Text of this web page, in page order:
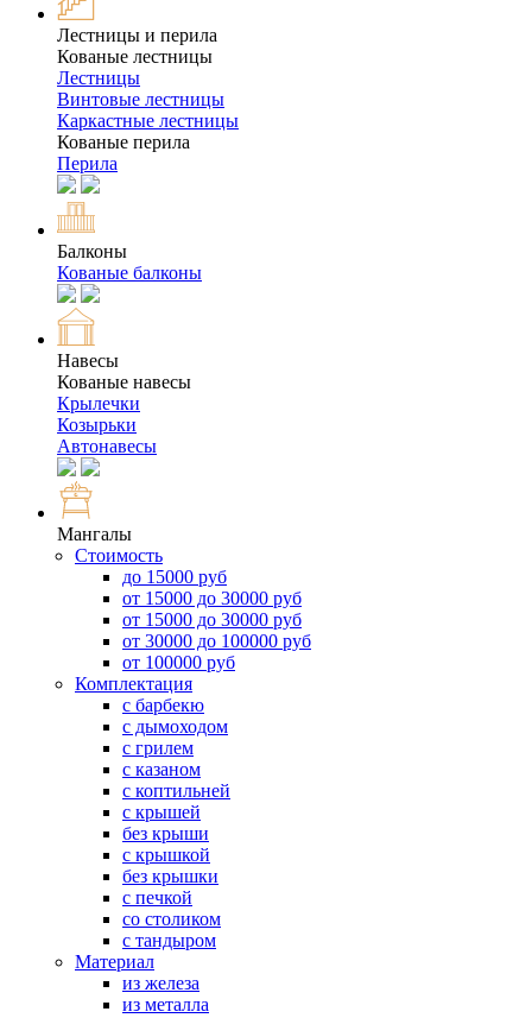
Лестницы и перила
Кованые лестницы
Лестницы
Винтовые лестницы
Каркастные лестницы
Кованые перила
Перила
Балконы
Кованые балконы
Навесы
Кованые навесы
Крылечки
Козырьки
Автонавесы
Мангалы
Стоимость
до 15000 руб
от 15000 до 30000 руб
от 15000 до 30000 руб
от 30000 до 100000 руб
от 100000 руб
Комплектация
с барбекю
с дымоходом
с грилем
с казаном
с коптильней
с крышей
без крыши
с крышкой
без крышки
с печкой
со столиком
с тандыром
Материал
из железа
из металла